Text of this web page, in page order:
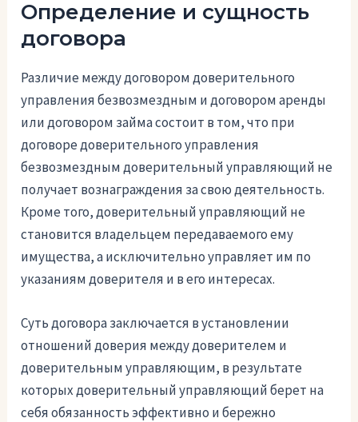
Определение и сущность
договора
Различие между договором доверительного
управления безвозмездным и договором аренды
или договором займа состоит в том, что при
договоре доверительного управления
безвозмездным доверительный управляющий не
получает вознаграждения за свою деятельность.
Кроме того, доверительный управляющий не
становится владельцем передаваемого ему
имущества, а исключительно управляет им по
указаниям доверителя и в его интересах.
Суть договора заключается в установлении
отношений доверия между доверителем и
доверительным управляющим, в результате
которых доверительный управляющий берет на
себя обязанность эффективно и бережно